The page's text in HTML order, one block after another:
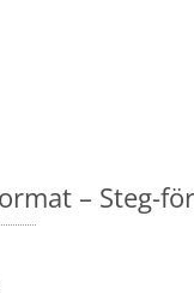
– Steg-